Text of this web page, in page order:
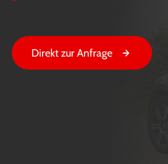
Direkt zur Anfrage